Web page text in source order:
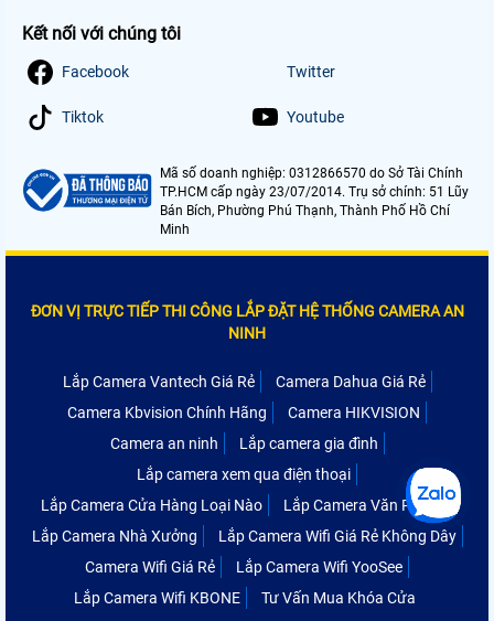
Kết nối với chúng tôi
Facebook Twitter
Tiktok Youtube
Mã số doanh nghiệp: 0312866570 do Sở Tài Chính
TP.HCM cấp ngày 23/07/2014. Trụ sở chính: 51 Lũy
Bán Bích, Phường Phú Thạnh, Thành Phố Hồ Chí
Minh
ĐƠN VỊ TRỰC TIẾP THI CÔNG LẮP ĐẶT HỆ THỐNG CAMERA AN
NINH
Lắp Camera Vantech Giá Rẻ
Camera Dahua Giá Rẻ
Camera Kbvision Chính Hãng
Camera HIKVISION
Camera an ninh
Lắp camera gia đình
Lắp camera xem qua điện thoại
Lắp Camera Cửa Hàng Loại Nào
Lắp Camera Văn Phòng
Lắp Camera Nhà Xưởng
Lắp Camera Wifi Giá Rẻ Không Dây
Camera Wifi Giá Rẻ
Lắp Camera Wifi YooSee
Lắp Camera Wifi KBONE
Tư Vấn Mua Khóa Cửa